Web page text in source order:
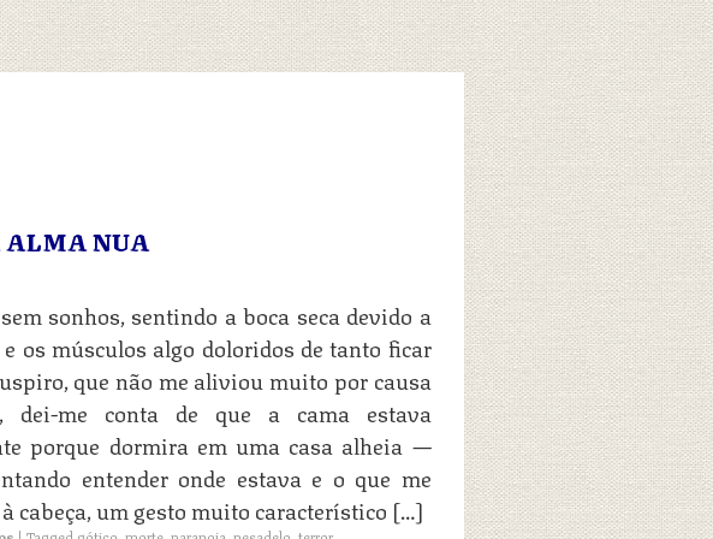
ALMA NUA
sonhos, sentindo a boca seca devido a
os músculos algo doloridos de tanto ficar
que não me aliviou muito por causa
dei-me conta de que a cama estava
porque dormira em uma casa alheia —
entender onde estava e o que me
cabeça, um gesto muito característico […]